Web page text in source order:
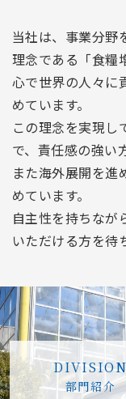
当社は、事業分野
理念である「食糧
心で世界の人々に
めています。
この理念を実現し
で、責任感の強い
また海外展開を進
めています。
自主性を持ちなが
いただける方を待
DIVISION
部門紹介